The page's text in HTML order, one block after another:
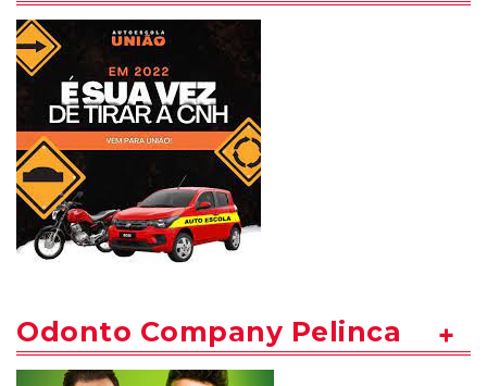
Odonto Company Pelinca